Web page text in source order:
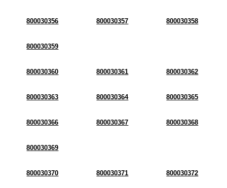
800030356 800030357 800030358
800030359
800030360 800030361 800030362
800030363 800030364 800030365
800030366 800030367 800030368
800030369
800030370 800030371 800030372